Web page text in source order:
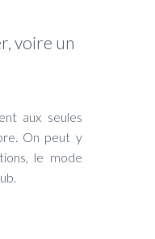
voire un
aux seules
On peut y
le mode